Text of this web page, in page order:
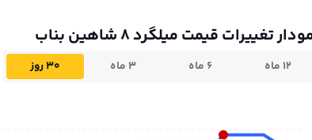
تغییرات قیمت میلگرد 8 شاهین بناب
۱۲ ماه ۶ ماه ۳ ماه ۳۰ روز